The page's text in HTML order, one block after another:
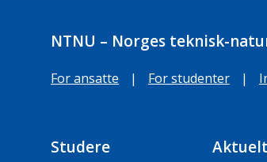
NTNU – Norges teknisk-
For ansatte | For studenter |
Studere Aktuelt